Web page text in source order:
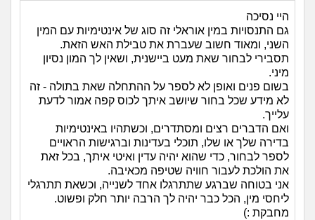
היי נסיכה
גם התנסויות במין אוראלי זה סוג של אינטימיות עם המין
השני, ומאוד חשוב שעברת את טבילת האש הזאת.
תסבירי לבחור שאת מעט ביישנית, ושאין לך המון נסיון
מיני.
בשום פנים ואופן לא לספר על ההתחלה שאת בתולה - זה
לא מידע שכל בחור שיושב איתך לכוס קפה אמור לדעת
עלייך.
ואם הדברים רצים ומסתדרים, וכשתהיו באינטימיות
בדירה שלך או שלו, תוכלי בעדינות וברגישות הראויים
לספר לבחור, כדי שהוא יהיה עדין ואיטי איתך, בכל זאת
את הולכת לעבור חוויה שטיפה מכאיבה.
אני בטוחה שברגע שתתרגלו אחד לשנייה, וכשאת תתרגלי
ליחסי מין, הכל כבר יהיה לך הרבה יותר חלק ופשוט.
מחבקת :)